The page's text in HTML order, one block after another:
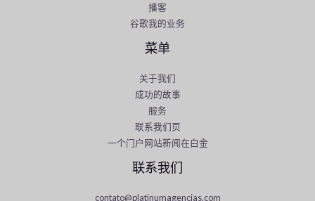
播客
谷歌我的业务
菜单
关于我们
成功的故事
服务
联系我们页
一个门户网站新闻在白金
联系我们
contato@platinumagencias.com